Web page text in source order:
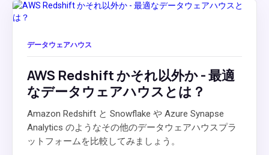
データウェアハウス
AWS Redshift かそれ以外か - 最適
なデータウェアハウスとは？
Amazon Redshift と Snowflake や Azure Synapse
Analytics のようなその他のデータウェアハウスプラ
ットフォームを比較してみましょう。